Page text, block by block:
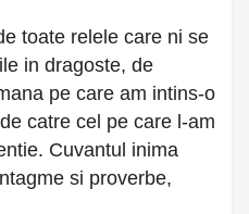
toate relele care ni se
in dragoste, de
pe care am intins-o
catre cel pe care l-am
Cuvantul inima
si proverbe,